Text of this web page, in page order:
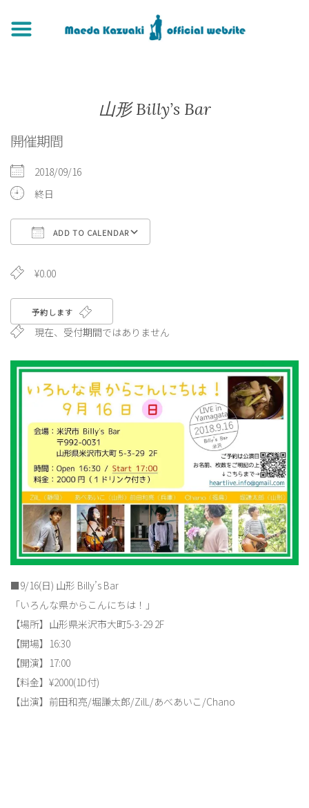
山形 Billy’s Bar
開催期間
2018/09/16
終日
ADD TO CALENDAR
¥0.00
予約します
現在、受付期間ではありません
■9/16(日) 山形 Billy’s Bar
「いろんな県からこんにちは！」
【場所】山形県米沢市大町5-3-29 2F
【開場】16:30
【開演】17:00
【料金】¥2000(1D付)
【出演】前田和亮/堀謙太郎/ZilL/あべあいこ/Chano